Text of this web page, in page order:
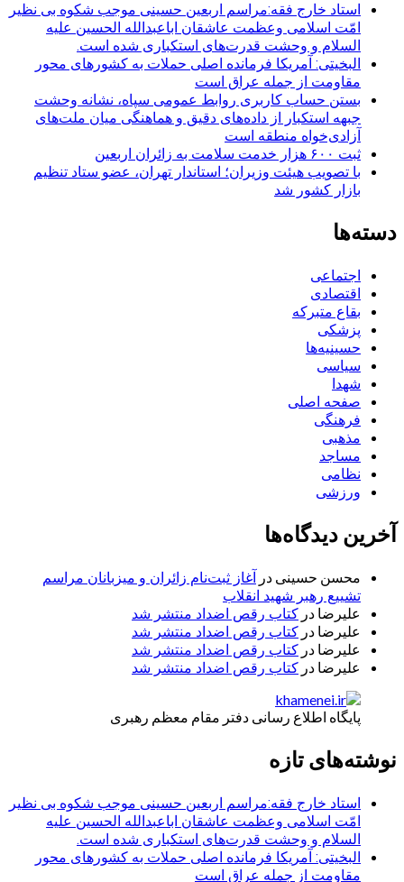
استاد خارج فقه:مراسم اربعین حسینی موجب شکوه بی نظیر
امّت اسلامی وعظمت عاشقان اباعبدالله الحسین علیه
السلام و وحشت قدرت‌های استکباری شده است.
البخیتی: آمریکا فرمانده اصلی حملات به کشورهای محور
مقاومت از جمله عراق است
بستن حساب کاربری روابط عمومی سپاه، نشانه‌ وحشت
جبهه استکبار از داده‌های دقیق و هماهنگی میان ملت‌های
آزادی‌خواه منطقه است
ثبت ۶۰۰ هزار خدمت سلامت به زائران اربعین
با تصویب هیئت وزیران؛ استاندار تهران، عضو ستاد تنظیم
بازار کشور شد
دسته‌ها
اجتماعی
اقتصادی
بقاع متبرکه
پزشکی
حسینیه‌ها
سیاسی
شهدا
صفحه اصلی
فرهنگی
مذهبی
مساجد
نظامی
ورزشی
آخرین دیدگاه‌ها
محسن حسینی در آغاز ثبت‌نام زائران و میزبانان مراسم
تشییع رهبر شهید انقلاب
علیرضا در کتاب رقص اضداد منتشر شد
علیرضا در کتاب رقص اضداد منتشر شد
علیرضا در کتاب رقص اضداد منتشر شد
علیرضا در کتاب رقص اضداد منتشر شد
پایگاه اطلاع رسانی دفتر مقام معظم رهبری
نوشته‌های تازه
استاد خارج فقه:مراسم اربعین حسینی موجب شکوه بی نظیر
امّت اسلامی وعظمت عاشقان اباعبدالله الحسین علیه
السلام و وحشت قدرت‌های استکباری شده است.
البخیتی: آمریکا فرمانده اصلی حملات به کشورهای محور
مقاومت از جمله عراق است